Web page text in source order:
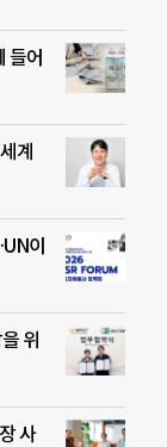
들어
계
이
위
사